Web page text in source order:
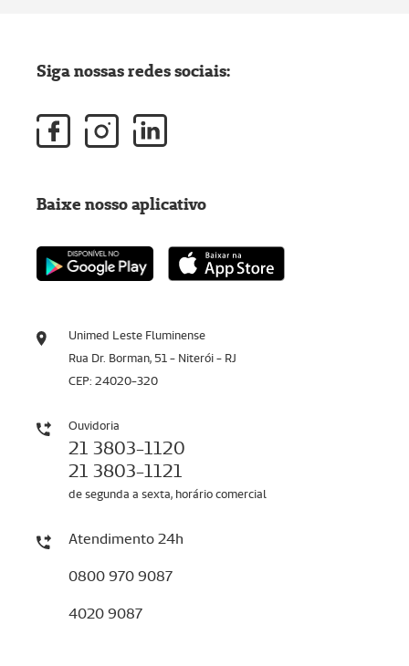
Unimed Leste Fluminense
Rua Dr. Borman, 51 - Niterói - RJ
CEP: 24020-320
Ouvidoria
21 3803-1120
21 3803-1121
de segunda a sexta, horário comercial
Atendimento 24h
0800 970 9087
4020 9087
Siga nossas redes sociais:
Baixe nosso aplicativo